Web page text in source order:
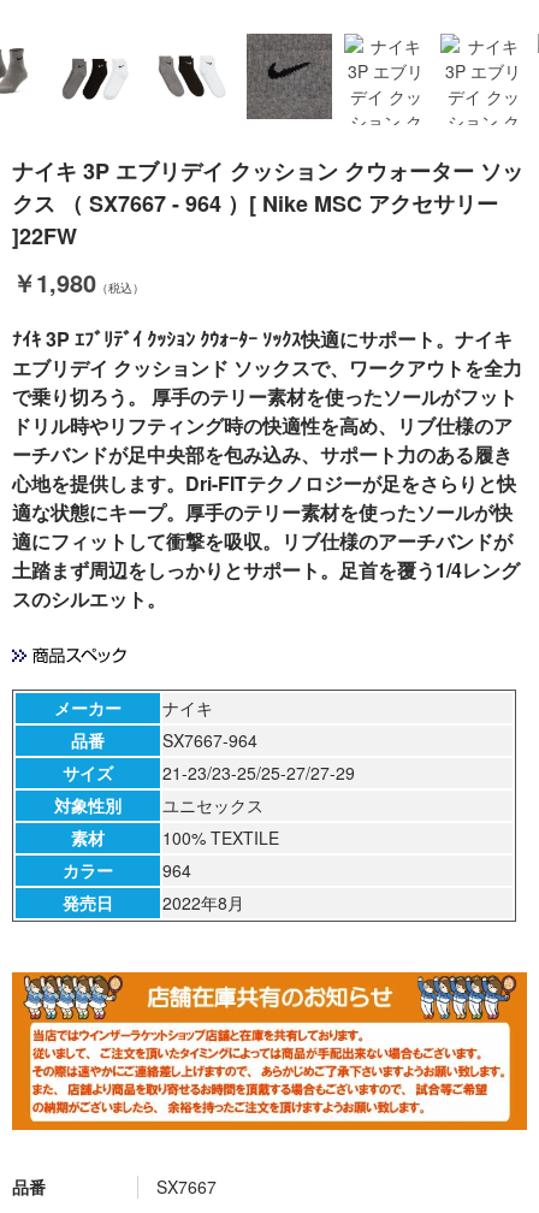
ナイキ 3P エブリデイ クッション クウォーター ソッ
クス （ SX7667 - 964 ）[ Nike MSC アクセサリー
]22FW
￥1,980 （税込）
品番 SX7667
ﾅｲｷ 3P ｴﾌﾞﾘﾃﾞｲ ｸｯｼｮﾝ ｸｳｫｰﾀｰ ｿｯｸｽ快適にサポート。ナイキ
エブリデイ クッションド ソックスで、ワークアウトを全力
で乗り切ろう。 厚手のテリー素材を使ったソールがフット
ドリル時やリフティング時の快適性を高め、リブ仕様のア
ーチバンドが足中央部を包み込み、サポート力のある履き
心地を提供します。Dri-FITテクノロジーが足をさらりと快
適な状態にキープ。厚手のテリー素材を使ったソールが快
適にフィットして衝撃を吸収。リブ仕様のアーチバンドが
土踏まず周辺をしっかりとサポート。足首を覆う1/4レング
スのシルエット。
メーカー
ナイキ
品番
SX7667-964
サイズ
21-23/23-25/25-27/27-29
対象性別
ユニセックス
素材
100% TEXTILE
カラー
964
発売日
2022年8月